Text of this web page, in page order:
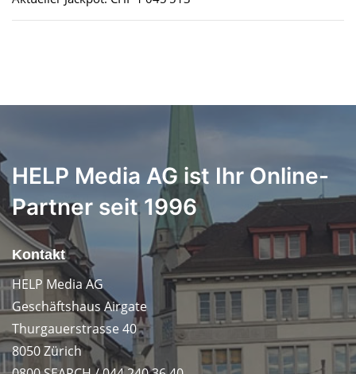
HELP Media AG ist Ihr Online-
Partner seit 1996
Kontakt
HELP Media AG
Geschäftshaus Airgate
Thurgauerstrasse 40
8050 Zürich